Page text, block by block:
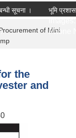
सूचना । भूमि
Phone
of Mini
the
and